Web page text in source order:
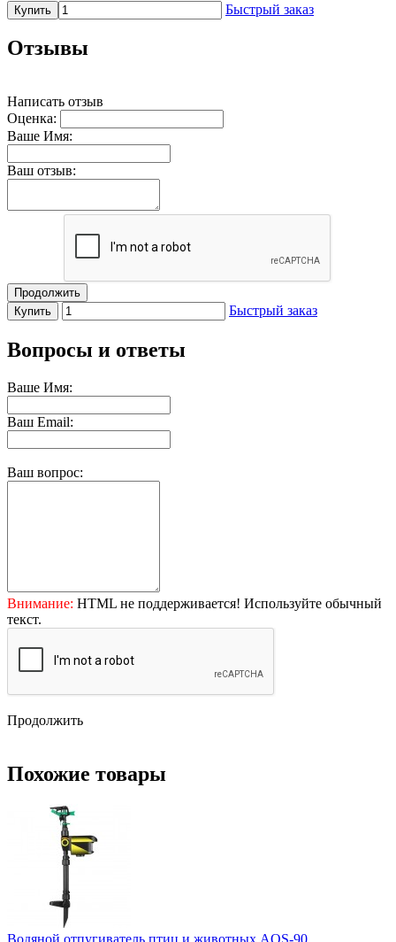
Купить Быстрый заказ
Отзывы
Написать отзыв
Оценка:
Ваше Имя:
Ваш отзыв:
Продолжить
Купить
Быстрый заказ
Вопросы и ответы
Ваше Имя:
Ваш Email:
Ваш вопрос:
Внимание: HTML не поддерживается! Используйте обычный
текст.
Продолжить
Похожие товары
Водяной отпугиватель птиц и животных AQS-90